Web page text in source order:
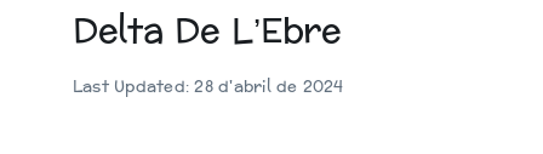
Delta De L’Ebre
Last Updated: 28 d'abril de 2024